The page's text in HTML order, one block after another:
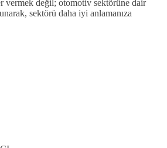
vermek değil; otomotiv sektörüne dair
sektörü daha iyi anlamanıza